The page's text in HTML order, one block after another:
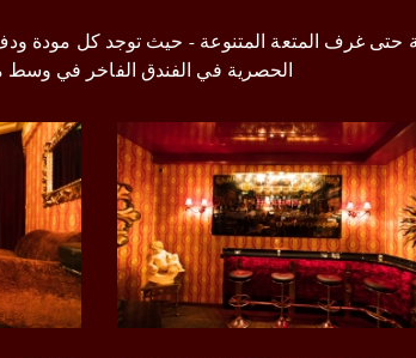
حتى غرف المتعة المتنوعة - حيث توجد كل مودة
الحصرية في الفندق الفاخر في وسط